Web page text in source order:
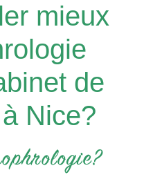
mieux
de
Nice?